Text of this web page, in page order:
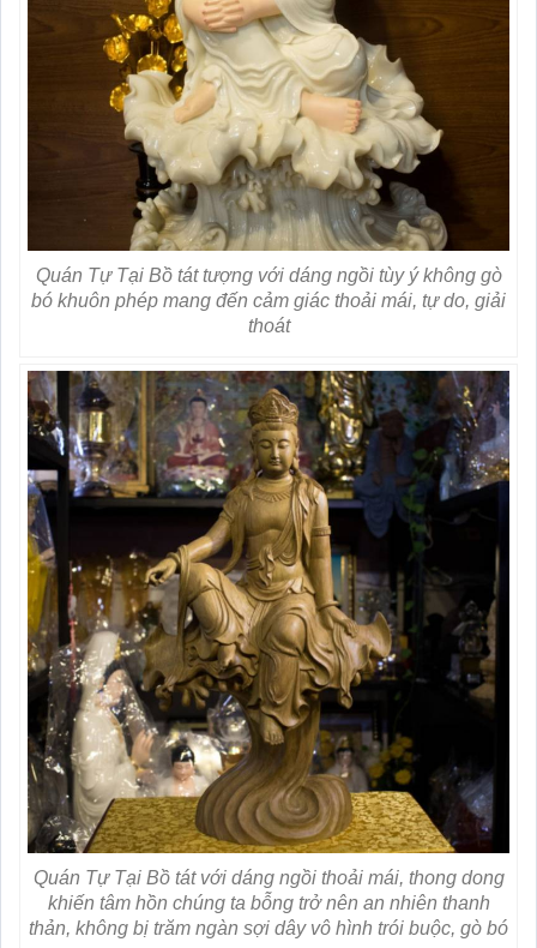
Quán Tự Tại Bồ tát tượng với dáng ngồi tùy ý không gò
bó khuôn phép mang đến cảm giác thoải mái, tự do, giải
thoát
Quán Tự Tại Bồ tát với dáng ngồi thoải mái, thong dong
khiến tâm hồn chúng ta bỗng trở nên an nhiên thanh
thản, không bị trăm ngàn sợi dây vô hình trói buộc, gò bó